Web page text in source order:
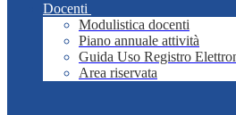
Docenti
Modulistica docenti
Piano annuale attività
Guida Uso Registro
Area riservata